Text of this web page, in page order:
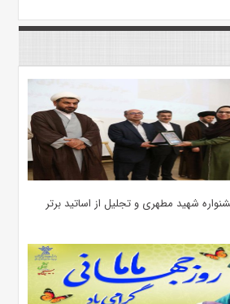
شهید مطهری و تجلیل از اساتید برتر